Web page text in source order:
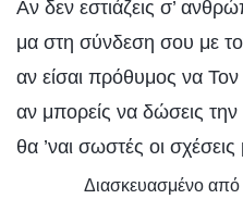
Αν δεν εστιάζεις σ’
μα στη σύνδεση σου με
αν είσαι πρόθυμος να
αν μπορείς να δώσεις
θα ’ναι σωστές οι
Διασκευασμένο από